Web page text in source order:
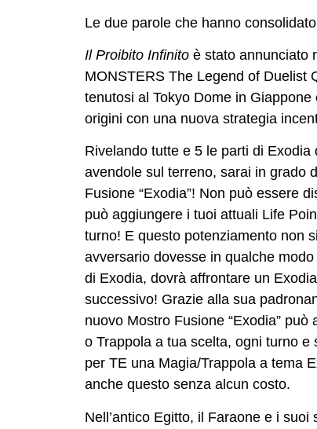
Le due parole che hanno
Il Proibito Infinitoè stato annunciato
MONSTERS The Legend of Duelist
tenutosi al Tokyo Dome in
origini con una nuova strategia
Rivelando tutte e 5 le parti di
avendole sul terreno, sarai in grado
Fusione “Exodia”! Non può essere
può aggiungere i tuoi attuali Life
turno! E questo potenziamento non
avversario dovesse in qualche
di Exodia, dovrà affrontare un
successivo! Grazie alla sua
nuovo Mostro Fusione “Exodia” può
o Trappola a tua scelta, ogni turno
per TE una Magia/Trappola a tema
anche questo senza alcun costo.
Nell’antico Egitto, il Faraone e i